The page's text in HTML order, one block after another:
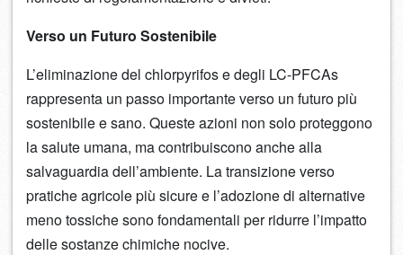
Verso un Futuro Sostenibile
L’eliminazione del chlorpyrifos e degli LC-PFCAs
rappresenta un passo importante verso un futuro più
sostenibile e sano. Queste azioni non solo proteggono
la salute umana, ma contribuiscono anche alla
salvaguardia dell’ambiente. La transizione verso
pratiche agricole più sicure e l’adozione di alternative
meno tossiche sono fondamentali per ridurre l’impatto
delle sostanze chimiche nocive.